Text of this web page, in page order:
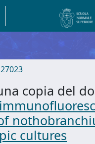
copia del
cultures